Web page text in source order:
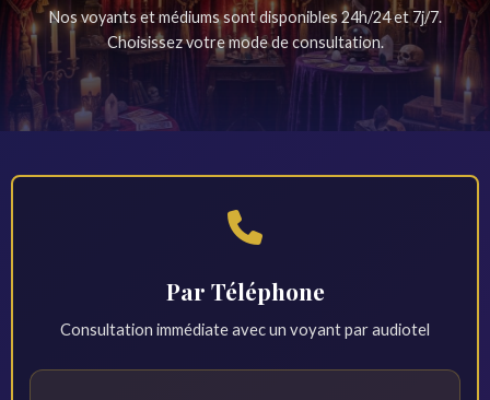
Nos voyants et médiums sont disponibles 24h/24 et 7j/7.
Choisissez votre mode de consultation.
Par Téléphone
Consultation immédiate avec un voyant par audiotel